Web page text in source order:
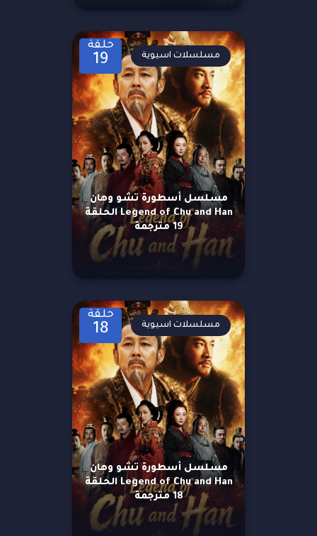
حلقة
19
مسلسل أسطورة تشو وهان
Legend of Chu and Han الحلقة
19 مترجمة
مسلسلات اسيوية
حلقة
18
مسلسل أسطورة تشو وهان
Legend of Chu and Han الحلقة
18 مترجمة
مسلسلات اسيوية